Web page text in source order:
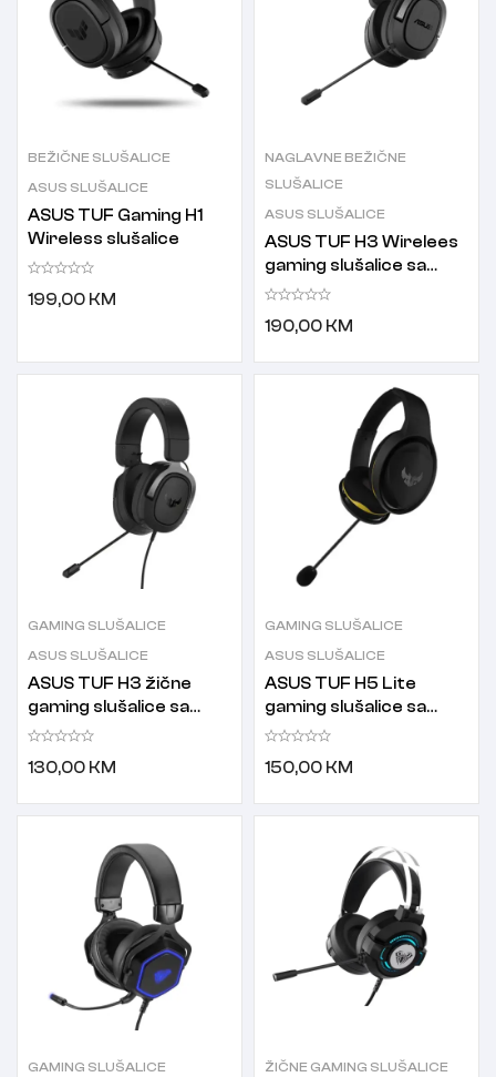
BEŽIČNE SLUŠALICE
ASUS SLUŠALICE
ASUS TUF Gaming H1
Wireless slušalice
199,00 KM
NAGLAVNE BEŽIČNE
SLUŠALICE
ASUS SLUŠALICE
ASUS TUF H3 Wirelees
gaming slušalice sa
mikrofonom
190,00 KM
GAMING SLUŠALICE
ASUS SLUŠALICE
ASUS TUF H3 žične
gaming slušalice sa
mikrofonom Gun Metal
130,00 KM
GAMING SLUŠALICE
ASUS SLUŠALICE
ASUS TUF H5 Lite
gaming slušalice sa
mikrofonom
150,00 KM
GAMING SLUŠALICE
ŽIČNE GAMING SLUŠALICE